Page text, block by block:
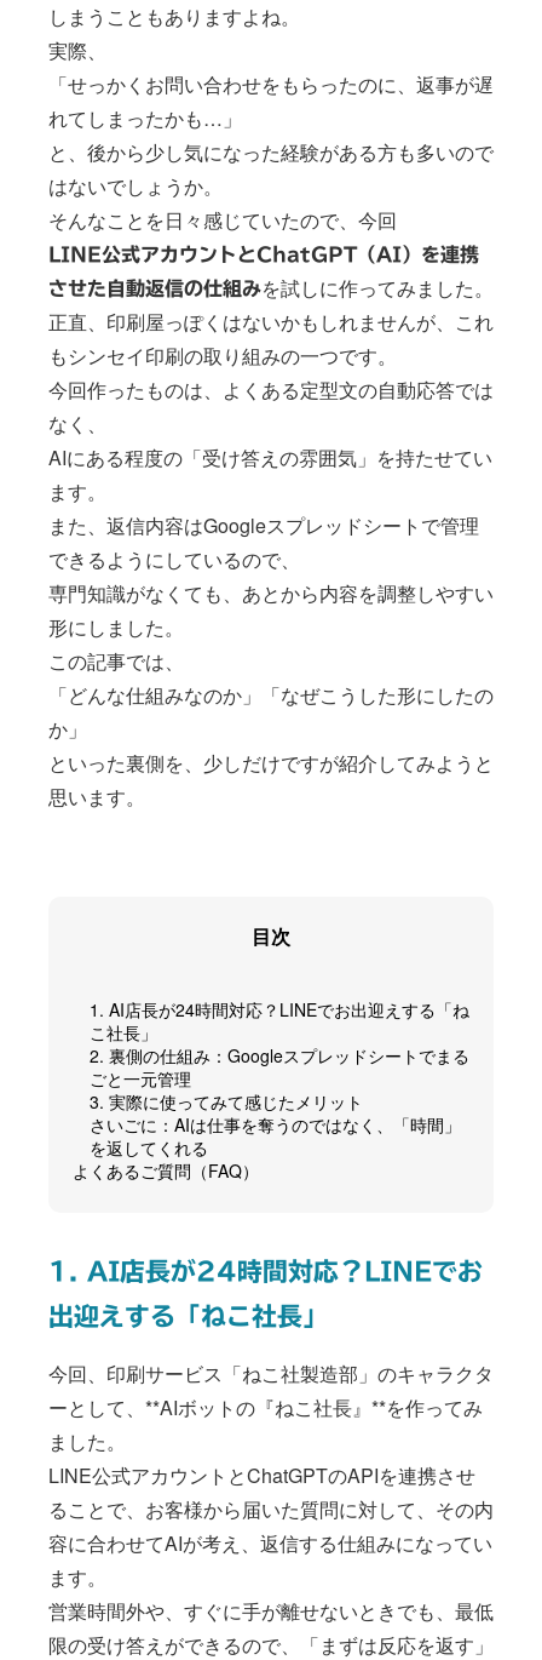
しまうこともありますよね。
実際、
「せっかくお問い合わせをもらったのに、返事が遅
れてしまったかも…」
と、後から少し気になった経験がある方も多いので
はないでしょうか。
そんなことを日々感じていたので、今回
LINE公式アカウントとChatGPT（AI）を連携
させた自動返信の仕組みを試しに作ってみました。
正直、印刷屋っぽくはないかもしれませんが、これ
もシンセイ印刷の取り組みの一つです。
今回作ったものは、よくある定型文の自動応答では
なく、
AIにある程度の「受け答えの雰囲気」を持たせてい
ます。
また、返信内容はGoogleスプレッドシートで管理
できるようにしているので、
専門知識がなくても、あとから内容を調整しやすい
形にしました。
この記事では、
「どんな仕組みなのか」「なぜこうした形にしたの
か」
といった裏側を、少しだけですが紹介してみようと
思います。
目次
1. AI店長が24時間対応？LINEでお出迎えする「ね
こ社長」
2. 裏側の仕組み：Googleスプレッドシートでまる
ごと一元管理
3. 実際に使ってみて感じたメリット
さいごに：AIは仕事を奪うのではなく、「時間」
を返してくれる
よくあるご質問（FAQ）
1. AI店長が24時間対応？LINEでお
出迎えする「ねこ社長」
今回、印刷サービス「ねこ社製造部」のキャラクタ
ーとして、**AIボットの『ねこ社長』**を作ってみ
ました。
LINE公式アカウントとChatGPTのAPIを連携させ
ることで、お客様から届いた質問に対して、その内
容に合わせてAIが考え、返信する仕組みになってい
ます。
営業時間外や、すぐに手が離せないときでも、最低
限の受け答えができるので、「まずは反応を返す」